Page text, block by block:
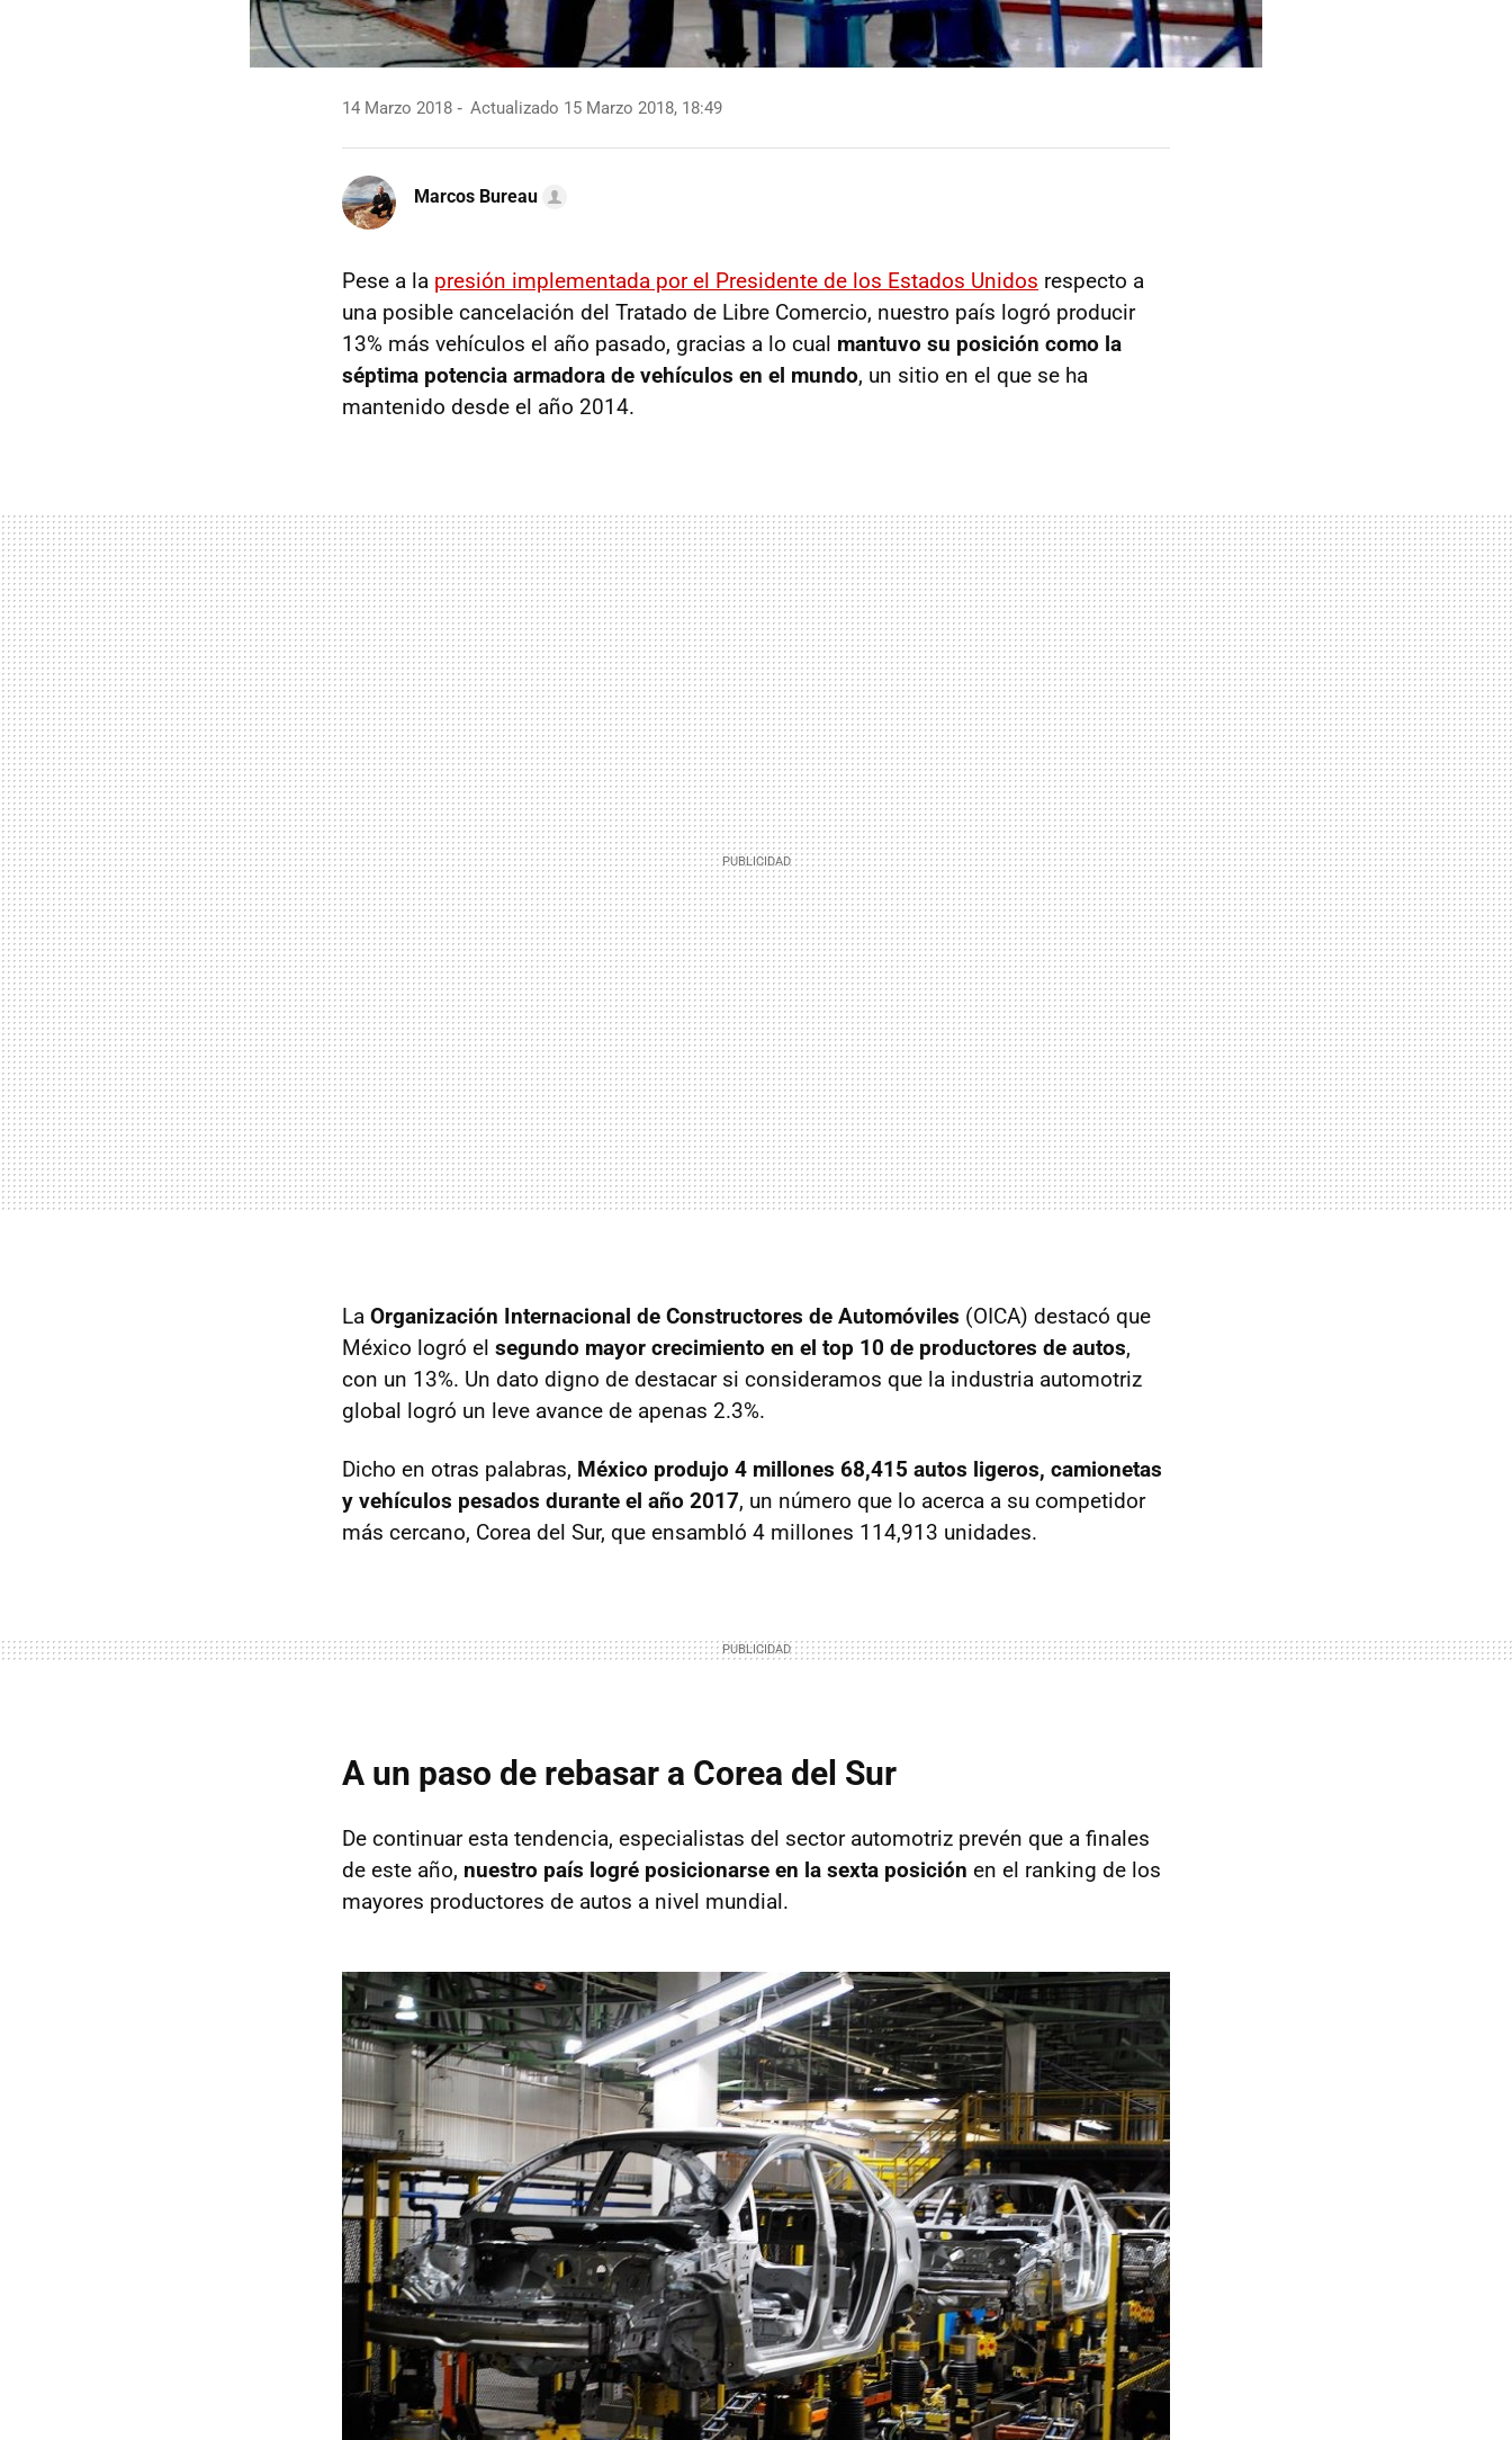
14 Marzo 2018 Actualizado 15 Marzo 2018, 18:49
Marcos Bureau
Pese a la presión implementada por el Presidente de los Estados Unidos respecto a
una posible cancelación del Tratado de Libre Comercio, nuestro país logró producir
13% más vehículos el año pasado, gracias a lo cual mantuvo su posición como la
séptima potencia armadora de vehículos en el mundo, un sitio en el que se ha
mantenido desde el año 2014.
La Organización Internacional de Constructores de Automóviles (OICA) destacó que
México logró el segundo mayor crecimiento en el top 10 de productores de autos,
con un 13%. Un dato digno de destacar si consideramos que la industria automotriz
global logró un leve avance de apenas 2.3%.
Dicho en otras palabras, México produjo 4 millones 68,415 autos ligeros, camionetas
y vehículos pesados durante el año 2017, un número que lo acerca a su competidor
más cercano, Corea del Sur, que ensambló 4 millones 114,913 unidades.
A un paso de rebasar a Corea del Sur
De continuar esta tendencia, especialistas del sector automotriz prevén que a finales
de este año, nuestro país logré posicionarse en la sexta posición en el ranking de los
mayores productores de autos a nivel mundial.